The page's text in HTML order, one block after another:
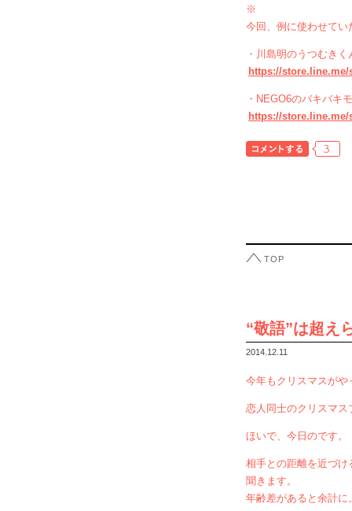
※
今回、例に使わせて
・川島明のうつむき
https://
・NEGO6のバキバキ
https://
3
TOP
“敬語”は超え
2014.12.11
今年もクリスマスが
恋人同士のクリスマ
ほいで、今日のです。
相手との距離を近づ
聞きます。
年齢差があると余計に